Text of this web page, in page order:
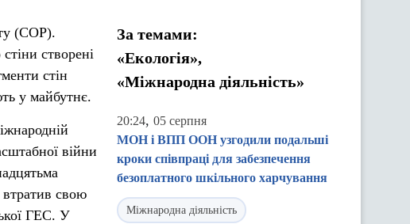
(COP).
створені
стін
у майбутнє.
війни
втратив свою
ГЕС. У
За темами:
«Екологія»,
«Міжнародна діяльність»
20:24, 05 серпня
МОН і ВПП ООН узгодили подальші
кроки співпраці для забезпечення
безоплатного шкільного харчування
Міжнародна діяльність